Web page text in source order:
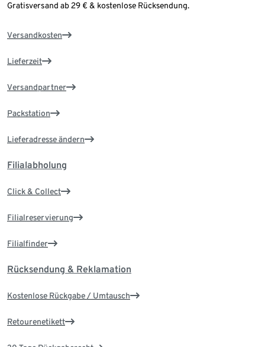
Gratisversand ab 29 € & kostenlose Rücksendung.
Versandkosten
Lieferzeit
Versandpartner
Packstation
Lieferadresse ändern
Filialabholung
Click & Collect
Filialreservierung
Filialfinder
Rücksendung & Reklamation
Kostenlose Rückgabe / Umtausch
Retourenetikett